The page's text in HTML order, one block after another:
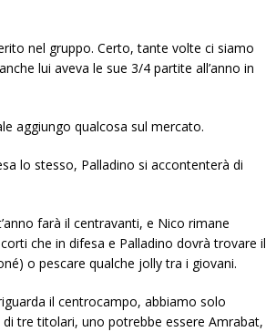
nel gruppo. Certo, tante volte ci siamo
lui aveva le sue 3/4 partite all’anno in
aggiungo qualcosa sul mercato.
lo stesso, Palladino si accontenterà di
farà il centravanti, e Nico rimane
che in difesa e Palladino dovrà trovare il
o pescare qualche jolly tra i giovani.
il centrocampo, abbiamo solo
tre titolari, uno potrebbe essere Amrabat,